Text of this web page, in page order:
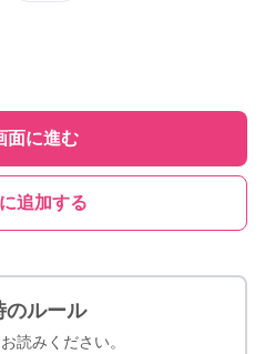
面に進む
追加する
のルール
読みください。